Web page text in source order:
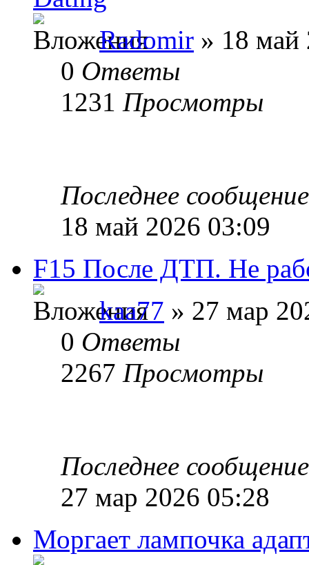
Radomir » 18 май
0 Ответы
1231 Просмотры
Последнее
18 май 2026 03:09
F15 После ДТП. Не
kaa77 » 27 мар
0 Ответы
2267 Просмотры
Последнее
27 мар 2026 05:28
Моргает лампочка